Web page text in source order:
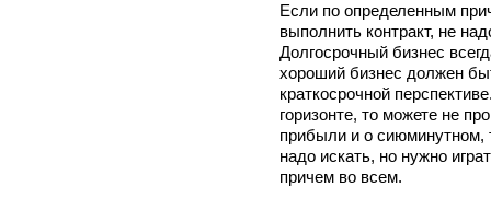
Если по определенным
выполнить контракт, не
Долгосрочный бизнес
хороший бизнес должен
краткосрочной
горизонте, то можете не
прибыли и о сиюминутном,
надо искать, но нужно
причем во всем.